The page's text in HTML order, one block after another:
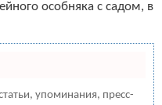
особняка с садом, в
упоминания, пресс-